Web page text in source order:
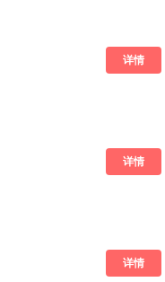
详情
详情
详情